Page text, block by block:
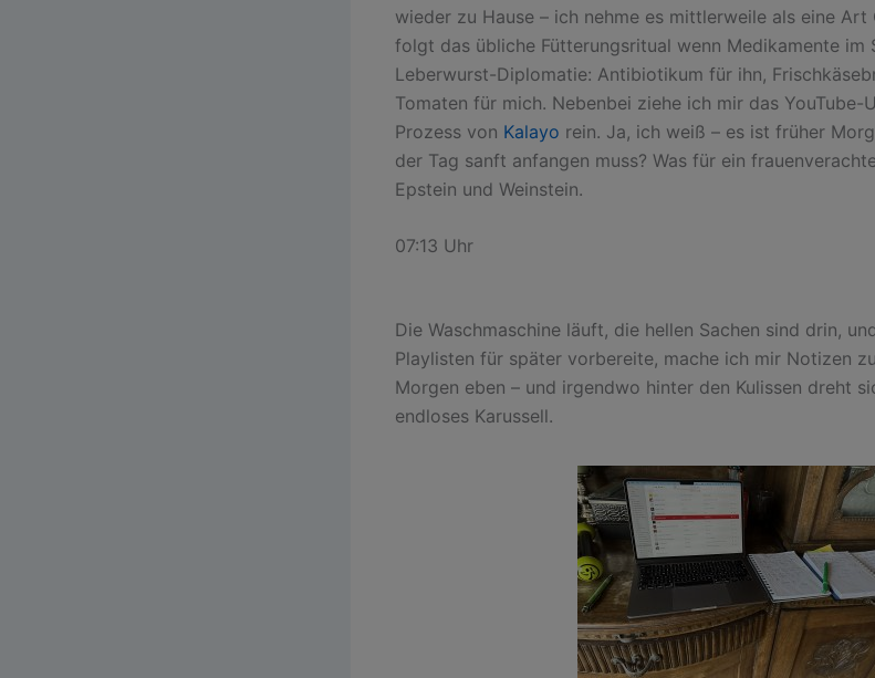
wieder zu Hause – ich nehme es mittlerweile als eine Art
folgt das übliche Fütterungsritual wenn Medikamente im
Leberwurst-Diplomatie: Antibiotikum für ihn,
Tomaten für mich. Nebenbei ziehe ich mir das YouTube-
Prozess von Kalayo rein. Ja, ich weiß – es ist früher
der Tag sanft anfangen muss? Was für ein
Epstein und Weinstein.
07:13 Uhr
Die Waschmaschine läuft, die hellen Sachen sind drin,
Playlisten für später vorbereite, mache ich mir Notizen
Morgen eben – und irgendwo hinter den Kulissen dreht
endloses Karussell.